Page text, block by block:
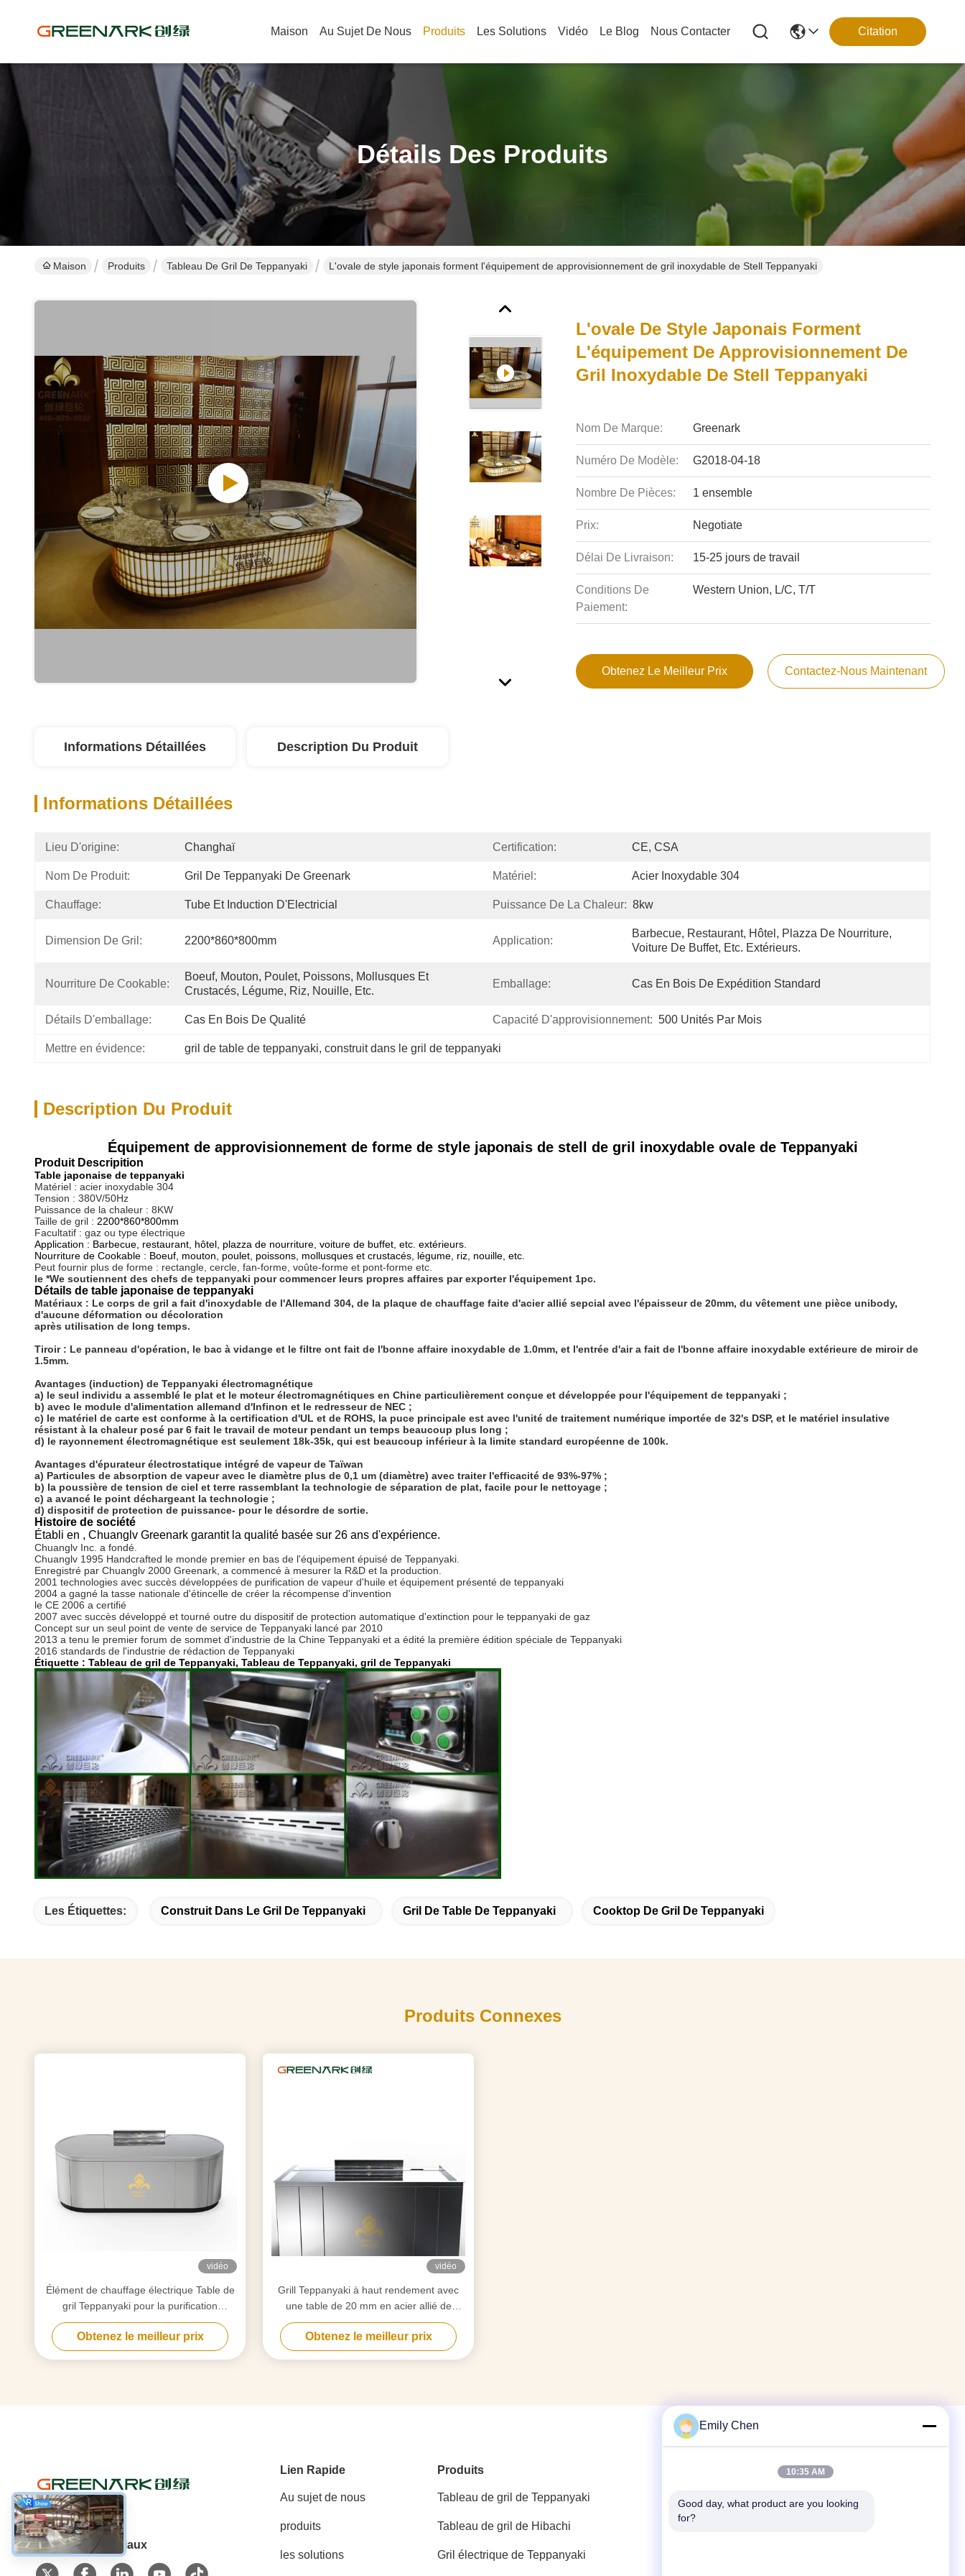
Maison Au Sujet De Nous Produits Les Solutions Vidéo Le Blog Nous Contacter Citation
Détails Des Produits
Maison Produits Tableau De Gril De Teppanyaki L'ovale de style japonais forment l'équipement de approvisionnement de gril inoxydable de Stell Teppanyaki
L'ovale De Style Japonais Forment
L'équipement De Approvisionnement De
Gril Inoxydable De Stell Teppanyaki
Nom De Marque: Greenark
Numéro De Modèle: G2018-04-18
Nombre De Pièces: 1 ensemble
Prix: Negotiate
Délai De Livraison: 15-25 jours de travail
Conditions De
Paiement:
Western Union, L/C, T/T
Obtenez Le Meilleur Prix Contactez-Nous Maintenant
Informations Détaillées Description Du Produit
Informations Détaillées
Lieu D'origine: Changhaï Certification: CE, CSA
Nom De Produit: Gril De Teppanyaki De Greenark Matériel: Acier Inoxydable 304
Chauffage: Tube Et Induction D'Electricial Puissance De La Chaleur: 8kw
Dimension De Gril: 2200*860*800mm Application:
Barbecue, Restaurant, Hôtel, Plazza De Nourriture,
Voiture De Buffet, Etc. Extérieurs.
Nourriture De Cookable:
Boeuf, Mouton, Poulet, Poissons, Mollusques Et
Crustacés, Légume, Riz, Nouille, Etc.
Emballage: Cas En Bois De Expédition Standard
Détails D'emballage: Cas En Bois De Qualité Capacité D'approvisionnement: 500 Unités Par Mois
Mettre en évidence: gril de table de teppanyaki, construit dans le gril de teppanyaki
Description Du Produit
Équipement de approvisionnement de forme de style japonais de stell de gril inoxydable ovale de Teppanyaki
Produit Descripition
Table japonaise de teppanyaki
Matériel : acier inoxydable 304
Tension : 380V/50Hz
Puissance de la chaleur : 8KW
Taille de gril : 2200*860*800mm
Facultatif : gaz ou type électrique
Application : Barbecue, restaurant, hôtel, plazza de nourriture, voiture de buffet, etc. extérieurs.
Nourriture de Cookable : Boeuf, mouton, poulet, poissons, mollusques et crustacés, légume, riz, nouille, etc.
Peut fournir plus de forme : rectangle, cercle, fan-forme, voûte-forme et pont-forme etc.
le *We soutiennent des chefs de teppanyaki pour commencer leurs propres affaires par exporter l'équipement 1pc.
Détails de table japonaise de teppanyaki
Matériaux : Le corps de gril a fait d'inoxydable de l'Allemand 304, de la plaque de chauffage faite d'acier allié sepcial avec l'épaisseur de 20mm, du vêtement une pièce unibody,
d'aucune déformation ou décoloration
après utilisation de long temps.
Tiroir : Le panneau d'opération, le bac à vidange et le filtre ont fait de l'bonne affaire inoxydable de 1.0mm, et l'entrée d'air a fait de l'bonne affaire inoxydable extérieure de miroir de
1.5mm.
Avantages (induction) de Teppanyaki électromagnétique
a) le seul individu a assemblé le plat et le moteur électromagnétiques en Chine particulièrement conçue et développée pour l'équipement de teppanyaki ;
b) avec le module d'alimentation allemand d'Infinon et le redresseur de NEC ;
c) le matériel de carte est conforme à la certification d'UL et de ROHS, la puce principale est avec l'unité de traitement numérique importée de 32's DSP, et le matériel insulative
résistant à la chaleur posé par 6 fait le travail de moteur pendant un temps beaucoup plus long ;
d) le rayonnement électromagnétique est seulement 18k-35k, qui est beaucoup inférieur à la limite standard européenne de 100k.
Avantages d'épurateur électrostatique intégré de vapeur de Taïwan
a) Particules de absorption de vapeur avec le diamètre plus de 0,1 um (diamètre) avec traiter l'efficacité de 93%-97% ;
b) la poussière de tension de ciel et terre rassemblant la technologie de séparation de plat, facile pour le nettoyage ;
c) a avancé le point déchargeant la technologie ;
d) dispositif de protection de puissance- pour le désordre de sortie.
Histoire de société
Établi en , Chuanglv Greenark garantit la qualité basée sur 26 ans d'expérience.
Chuanglv Inc. a fondé.
Chuanglv 1995 Handcrafted le monde premier en bas de l'équipement épuisé de Teppanyaki.
Enregistré par Chuanglv 2000 Greenark, a commencé à mesurer la R&D et la production.
2001 technologies avec succès développées de purification de vapeur d'huile et équipement présenté de teppanyaki
2004 a gagné la tasse nationale d'étincelle de créer la récompense d'invention
le CE 2006 a certifié
2007 avec succès développé et tourné outre du dispositif de protection automatique d'extinction pour le teppanyaki de gaz
Concept sur un seul point de vente de service de Teppanyaki lancé par 2010
2013 a tenu le premier forum de sommet d'industrie de la Chine Teppanyaki et a édité la première édition spéciale de Teppanyaki
2016 standards de l'industrie de rédaction de Teppanyaki
Étiquette : Tableau de gril de Teppanyaki, Tableau de Teppanyaki, gril de Teppanyaki
Les Étiquettes: Construit Dans Le Gril De Teppanyaki Gril De Table De Teppanyaki Cooktop De Gril De Teppanyaki
Produits Connexes
vidéo
Élément de chauffage électrique Table de
gril Teppanyaki pour la purification
personnalisée selon vos besoins
Obtenez le meilleur prix
vidéo
Grill Teppanyaki à haut rendement avec
une table de 20 mm en acier allié de
qualité alimentaire et un chauffage
intelligent
Obtenez le meilleur prix
Les réseaux sociaux
Lien Rapide
Au sujet de nous
produits
les solutions
Produits
Tableau de gril de Teppanyaki
Tableau de gril de Hibachi
Gril électrique de Teppanyaki
Contactez rapidement
Télégramme
Emily Chen
10:35 AM
Good day, what product are you looking
for?